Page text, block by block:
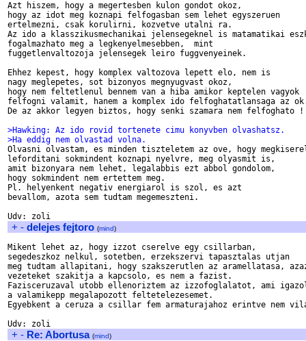
Azt hiszem, hogy a megertesben kulon gondot okoz,
hogy az idot meg koznapi felfogasban sem lehet egyszeruen
ertelmezni, csak korulirni, kozvetve utalni ra.
Az ido a klasszikusmechanikai jelensegeknel is matamatikai
fogalmazhato meg a legkenyelmesebben,  mint
fuggetlenvaltozoja jelensegek leiro fuggvenyeinek.
Ehhez kepest, hogy komplex valtozova lepett elo, nem is
nagy meglepetes, sot bizonyos megnyugvast okoz,
hogy nem feltetlenul bennem van a hiba amikor keptelen vagyok
felfogni valamit, hanem a komplex ido felfoghatatlansaga az
De az akkor legyen biztos, hogy senki szamara nem felfoghato
>Hawking: Az ido rovid tortenete cimu konyvben olvashatsz.
>Ha eddig nem olvastad volna.
Olvasni olvastam, es minden tiszteletem az ove, hogy
leforditani sokmindent koznapi nyelvre, meg olyasmit is,
amit bizonyara nem lehet, legalabbis ezt abbol gondolom,
hogy sokmindent nem ertettem meg.
Pl. helyenkent negativ energiarol is szol, es azt
bevallom, azota sem tudtam megemeszteni.
+ - delejes fejtoro (mind)
Mikent lehet az, hogy izzot cserelve egy csillarban,
segedeszkoz nelkul, sotetben, erzekszervi tapasztalas utjan
meg tudtam allapitani, hogy szakszerutlen az aramellatasa,
vezeteket szakitja a kapcsolo, es nem a fazist.
Fazisceruzaval utobb ellenoriztem az izzofoglalatot, ami
a valamikepp megalapozott feltetelezesemet.
Egyebkent a ceruza a csillar fem armaturajahoz erintve nem
+ - Re: Abortusa (mind)